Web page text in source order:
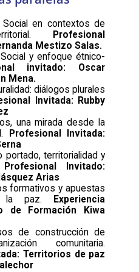
Social en contextos de
Profesional
Mestizo Salas.
y enfoque étnico-
invitado: Oscar
Mena.
diálogos plurales
Invitada: Rubby
una mirada desde la
Profesional Invitada:
portado, territorialidad y
Profesional Invitado:
Arias
formativos y apuestas
la paz.
Experiencia
de Formación Kiwa
de construcción de
comunitaria.
Territorios de paz